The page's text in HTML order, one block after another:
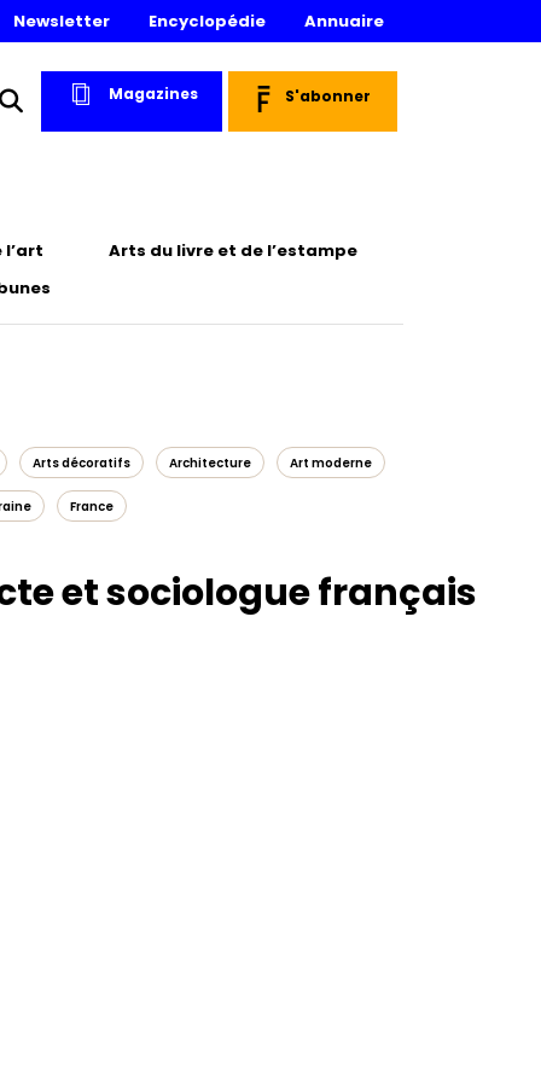
Newsletter Encyclopédie Annuaire
Magazines S'abonner
l’art
Arts du livre et de l’estampe
Arts décoratifs Architecture Art moderne
France
et sociologue français